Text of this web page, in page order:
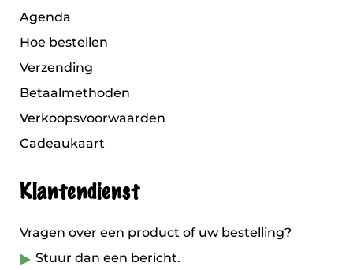
Agenda
Hoe bestellen
Verzending
Betaalmethoden
Verkoopsvoorwaarden
Cadeaukaart
Klantendienst
Vragen over een product of uw bestelling?
Stuur dan een bericht.